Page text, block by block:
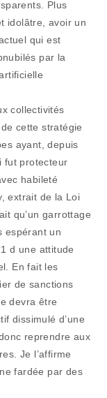
Plus
idolâtre, avoir un
qui est
par la
collectivités
cette stratégie
ayant, depuis
fut protecteur
habileté
extrait de la Loi
qu’un garrottage
espérant un
d une attitude
En fait les
de sanctions
devra être
dissimulé d’une
reprendre aux
Je l’affirme
fardée par des